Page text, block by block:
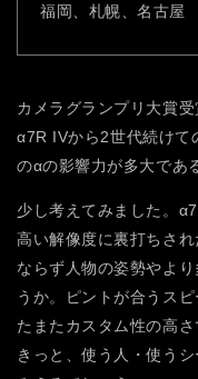
福岡、札幌、名古屋
カメラグランプリ大賞受
α7R IVから2世代続けて
のαの影響力が多大であ
少し考えてみました。
高い解像度に裏打ちさ
ならず人物の姿勢やよ
うか。ピントが合うス
たまたカスタム性の高さ
きっと、使う人・使う